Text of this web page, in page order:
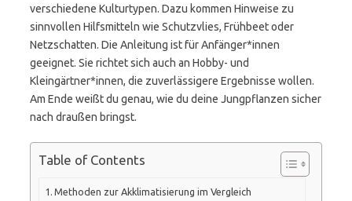
verschiedene Kulturtypen. Dazu kommen Hinweise zu
sinnvollen Hilfsmitteln wie Schutzvlies, Frühbeet oder
Netzschatten. Die Anleitung ist für Anfänger*innen
geeignet. Sie richtet sich auch an Hobby- und
Kleingärtner*innen, die zuverlässigere Ergebnisse wollen.
Am Ende weißt du genau, wie du deine Jungpflanzen sicher
nach draußen bringst.
Table of Contents
Methoden zur Akklimatisierung im Vergleich